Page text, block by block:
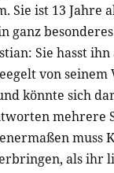
Sie ist 13 Jahre
ganz
Sie hasst
von seinem
könnte sich
mehrere
muss
als ihr